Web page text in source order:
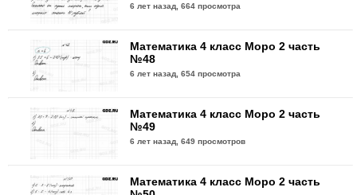
6 лет назад,664 просмотра
Математика 4 класс Моро 2 часть
№48
6 лет назад,654 просмотра
Математика 4 класс Моро 2 часть
№49
6 лет назад,649 просмотров
Математика 4 класс Моро 2 часть